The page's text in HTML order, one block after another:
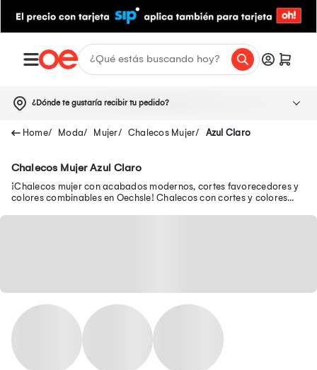
¿Dónde te gustaría recibir tu pedido?
Moda Mujer Chalecos Mujer Azul Claro
Chalecos Mujer Azul Claro
¡Chalecos mujer con acabados modernos, cortes favorecedores y
colores combinables en Oechsle! Chalecos con cortes y colores